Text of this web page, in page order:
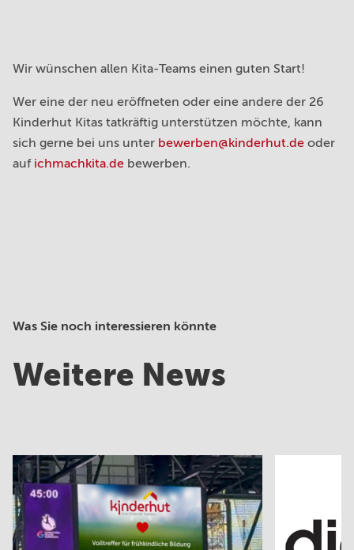
Wir wünschen allen Kita-Teams einen guten Start!
Wer eine der neu eröffneten oder eine andere der 26
Kinderhut Kitas tatkräftig unterstützen möchte, kann
sich gerne bei uns unter bewerben@kinderhut.de oder
auf ichmachkita.de bewerben.
Was Sie noch interessieren könnte
Weitere News